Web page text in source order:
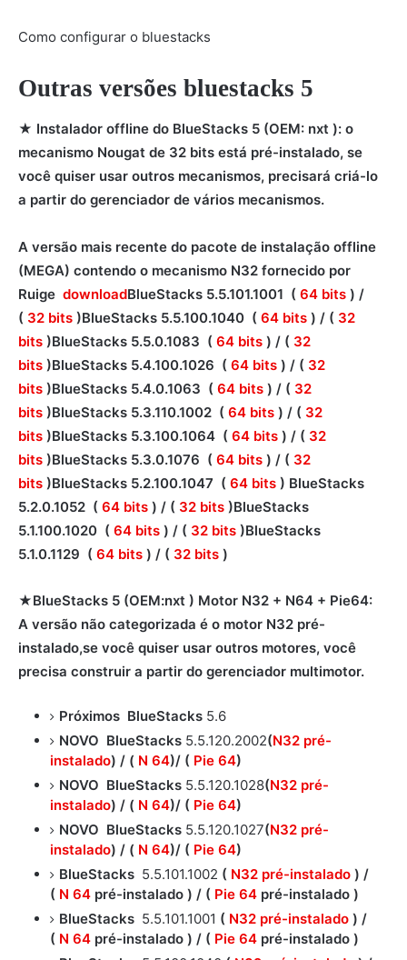
Como configurar o bluestacks
Outras versões bluestacks 5
★ Instalador offline do BlueStacks 5 (OEM: nxt ): o
mecanismo Nougat de 32 bits está pré-instalado, se
você quiser usar outros mecanismos, precisará criá-lo
a partir do gerenciador de vários mecanismos.
A versão mais recente do pacote de instalação offline
(MEGA) contendo o mecanismo N32 fornecido por
Ruige downloadBlueStacks 5.5.101.1001 ( 64 bits ) /
( 32 bits )BlueStacks 5.5.100.1040 ( 64 bits ) / ( 32
bits )BlueStacks 5.5.0.1083 ( 64 bits ) / ( 32
bits )BlueStacks 5.4.100.1026 ( 64 bits ) / ( 32
bits )BlueStacks 5.4.0.1063 ( 64 bits ) / ( 32
bits )BlueStacks 5.3.110.1002 ( 64 bits ) / ( 32
bits )BlueStacks 5.3.100.1064 ( 64 bits ) / ( 32
bits )BlueStacks 5.3.0.1076 ( 64 bits ) / ( 32
bits )BlueStacks 5.2.100.1047 ( 64 bits ) BlueStacks
5.2.0.1052 ( 64 bits ) / ( 32 bits )BlueStacks
5.1.100.1020 ( 64 bits ) / ( 32 bits )BlueStacks
5.1.0.1129 ( 64 bits ) / ( 32 bits )
★BlueStacks 5 (OEM:nxt ) Motor N32 + N64 + Pie64:
A versão não categorizada é o motor N32 pré-
instalado,se você quiser usar outros motores, você
precisa construir a partir do gerenciador multimotor.
Próximos BlueStacks 5.6
NOVO BlueStacks 5.5.120.2002(N32 pré-
instalado) / ( N 64)/ ( Pie 64)
NOVO BlueStacks 5.5.120.1028(N32 pré-
instalado) / ( N 64)/ ( Pie 64)
NOVO BlueStacks 5.5.120.1027(N32 pré-
instalado) / ( N 64)/ ( Pie 64)
BlueStacks 5.5.101.1002 ( N32 pré-instalado ) /
( N 64 pré-instalado ) / ( Pie 64 pré-instalado )
BlueStacks 5.5.101.1001 ( N32 pré-instalado ) /
( N 64 pré-instalado ) / ( Pie 64 pré-instalado )